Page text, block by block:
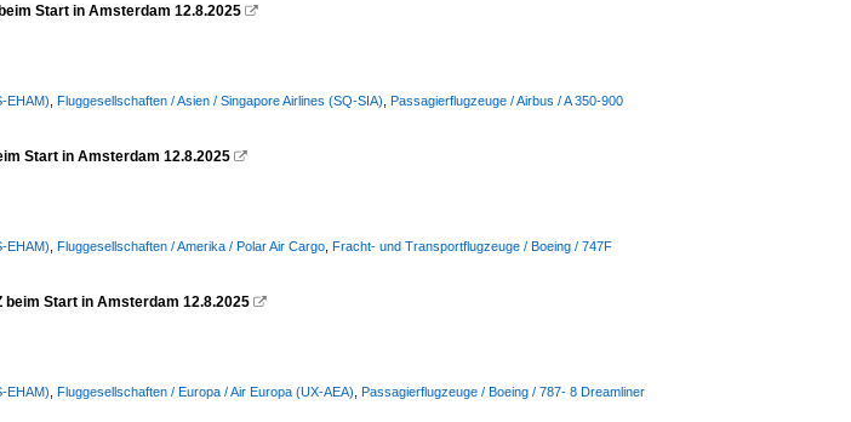
Start in Amsterdam 12.8.2025 
EHAM) Fluggesellschaften / Asien / Singapore Airlines (SQ-SIA) Passagierflugzeuge / Airbus / A 350-900
Start in Amsterdam 12.8.2025 
EHAM) Fluggesellschaften / Amerika / Polar Air Cargo Fracht- und Transportflugzeuge / Boeing / 747F
Start in Amsterdam 12.8.2025 
EHAM) Fluggesellschaften / Europa / Air Europa (UX-AEA) Passagierflugzeuge / Boeing / 787- 8 Dreamliner